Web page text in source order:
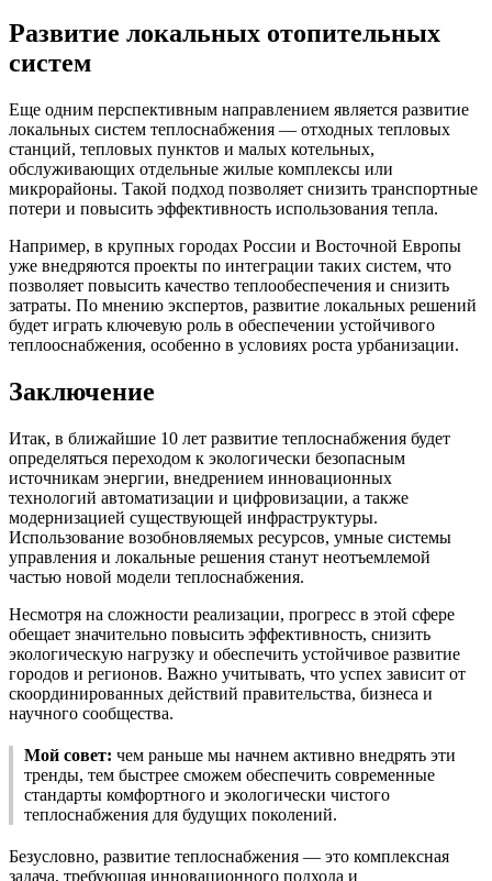
Развитие локальных отопительных
систем
Еще одним перспективным направлением является развитие
локальных систем теплоснабжения — отходных тепловых
станций, тепловых пунктов и малых котельных,
обслуживающих отдельные жилые комплексы или
микрорайоны. Такой подход позволяет снизить транспортные
потери и повысить эффективность использования тепла.
Например, в крупных городах России и Восточной Европы
уже внедряются проекты по интеграции таких систем, что
позволяет повысить качество теплообеспечения и снизить
затраты. По мнению экспертов, развитие локальных решений
будет играть ключевую роль в обеспечении устойчивого
теплооснабжения, особенно в условиях роста урбанизации.
Заключение
Итак, в ближайшие 10 лет развитие теплоснабжения будет
определяться переходом к экологически безопасным
источникам энергии, внедрением инновационных
технологий автоматизации и цифровизации, а также
модернизацией существующей инфраструктуры.
Использование возобновляемых ресурсов, умные системы
управления и локальные решения станут неотъемлемой
частью новой модели теплоснабжения.
Несмотря на сложности реализации, прогресс в этой сфере
обещает значительно повысить эффективность, снизить
экологическую нагрузку и обеспечить устойчивое развитие
городов и регионов. Важно учитывать, что успех зависит от
скоординированных действий правительства, бизнеса и
научного сообщества.
Мой совет: чем раньше мы начнем активно внедрять эти
тренды, тем быстрее сможем обеспечить современные
стандарты комфортного и экологически чистого
теплоснабжения для будущих поколений.
Безусловно, развитие теплоснабжения — это комплексная
задача, требующая инновационного подхода и